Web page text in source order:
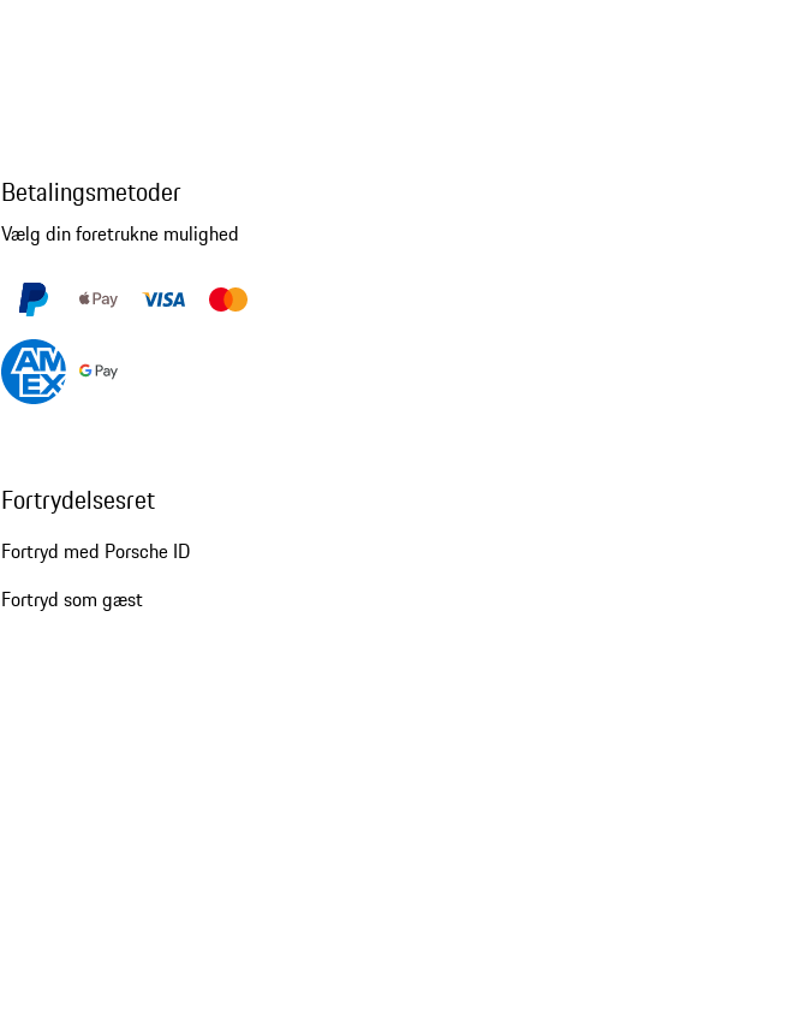
Betalingsmetoder
Vælg din foretrukne mulighed
Fortrydelsesret
Fortryd med Porsche ID
Fortryd som gæst